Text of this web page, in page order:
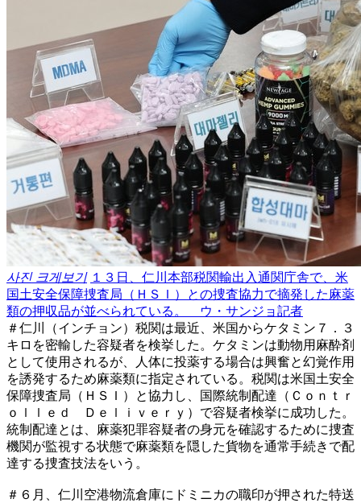
사진 크게보기 １３日、仁川本部税関輸出入通関庁舎で、米
国土安全保障捜査局（ＨＳＩ）との捜査協力で摘発した麻薬
類の押収品が並べられている。 ウ・サンジョ記者
＃仁川（インチョン）税関は最近、米国からケタミン７．３
キロを密輸した容疑者を検挙した。ケタミンは動物用麻酔剤
として使用されるが、人体に投薬する場合は興奮と幻覚作用
を誘発するため麻薬類に指定されている。税関は米国土安全
保障捜査局（ＨＳＩ）と協力し、国際統制配達（Ｃｏｎｔｒ
ｏｌｌｅｄ Ｄｅｌｉｖｅｒｙ）で容疑者検挙に成功した。
統制配達とは、麻薬犯罪容疑者の身元を確認するために捜査
機関が監視する状態で麻薬類を隠した貨物を通常手続きで配
達する捜査技法をいう。
＃６月、仁川空港物流倉庫にドミニカの職印が押された特送